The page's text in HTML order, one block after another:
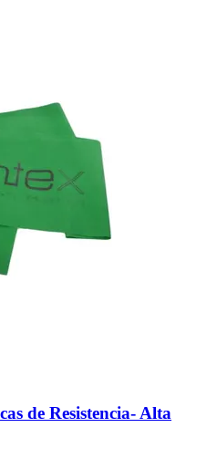
de Resistencia-​ Alta